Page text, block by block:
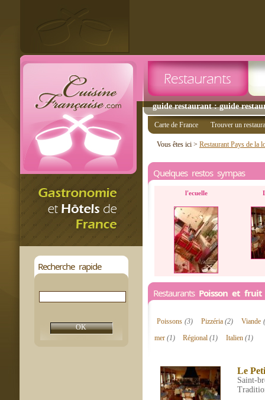
guide restaurant : guide
Recherche rapide
Carte de France Trouver un
Vous êtes ici > Restaurant Pays de la
Quelques restos sympas
l'ecuelle
Restaurants Poisson et
Poissons (3) Pizzéria(2) Viande
mer (1) Régional(1) Italien (1)
Le
Saint-